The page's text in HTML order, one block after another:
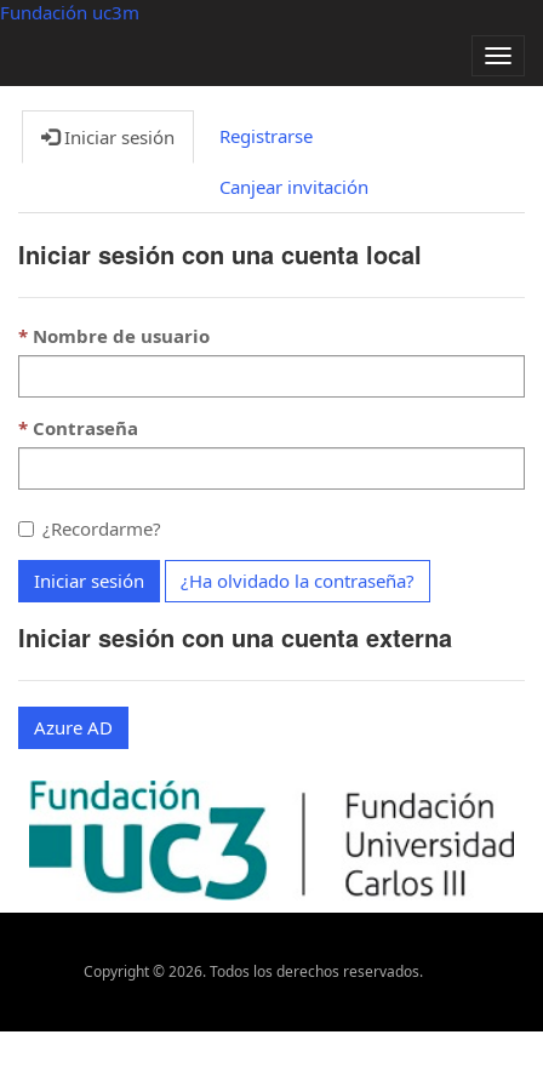
Fundación uc3m
Iniciar sesión Registrarse
Canjear invitación
Iniciar sesión con una cuenta local
Nombre de usuario
Contraseña
¿Recordarme?
Iniciar sesión ¿Ha olvidado la contraseña?
Iniciar sesión con una cuenta externa
Azure AD
Copyright ©2026. Todos los derechos reservados.